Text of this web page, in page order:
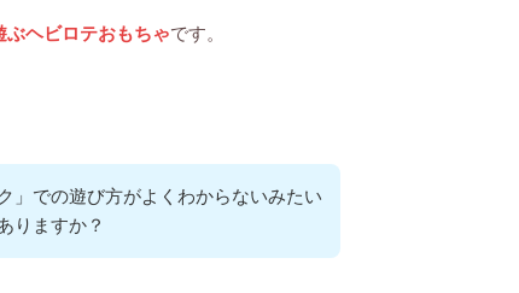
ヘビロテおもちゃです。
」での遊び方がよくわからないみたい
りますか？